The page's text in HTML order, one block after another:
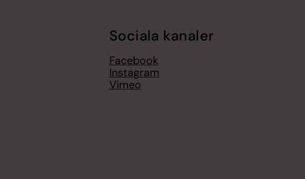
Sociala kanaler
Facebook
Instagram
Vimeo